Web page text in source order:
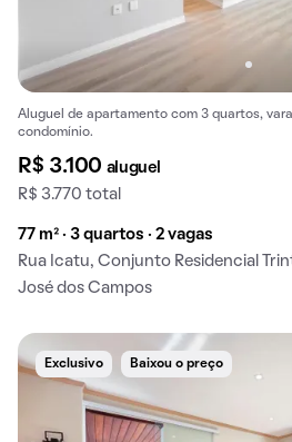
Aluguel de apartamento com 3 quartos,
condomínio.
R$ 3.100 aluguel
R$ 3.770 total
77 m² · 3 quartos · 2 vagas
Rua Icatu, Conjunto Residencial
José dos Campos
Exclusivo Baixou o preço